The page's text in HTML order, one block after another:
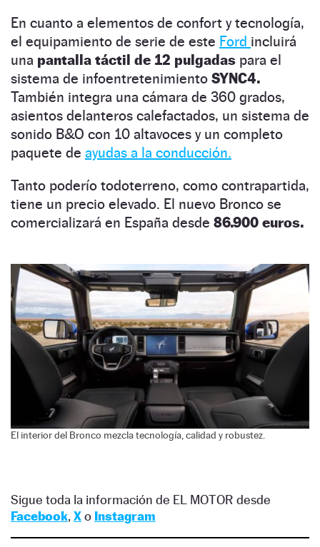
En cuanto a elementos de confort y tecnología,
el equipamiento de serie de este Ford incluirá
una pantalla táctil de 12 pulgadas para el
sistema de infoentretenimiento SYNC4.
También integra una cámara de 360 grados,
asientos delanteros calefactados, un sistema de
sonido B&O con 10 altavoces y un completo
paquete de ayudas a la conducción.
Tanto poderío todoterreno, como contrapartida,
tiene un precio elevado. El nuevo Bronco se
comercializará en España desde 86.900 euros.
El interior del Bronco mezcla tecnología, calidad y robustez.
Sigue toda la información de EL MOTOR desde
Facebook, Xo Instagram